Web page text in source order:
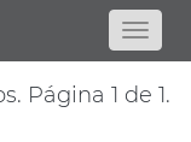
Página 1 de 1.